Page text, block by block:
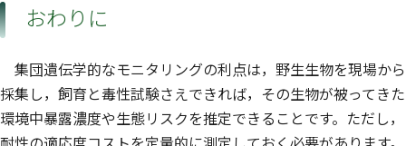
おわりに
集団遺伝学的なモニタリングの利点は，野生生物を現場から
採集し，飼育と毒性試験さえできれば，その生物が被ってきた
環境中暴露濃度や生態リスクを推定できることです。ただし，